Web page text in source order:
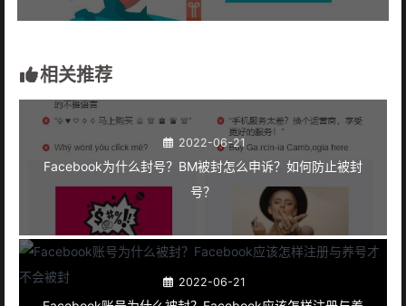
相关推荐
2022-06-21
Facebook为什么封号？BM被封怎么申诉？如何防止被封
号？
2022-06-21